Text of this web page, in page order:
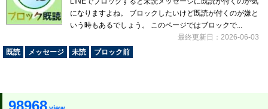
になりますよね。 ブロックしたいけど既読が付くのが嫌と
いう時もあるでしょう。 このページではブロックで...
最終更新日：2026-06-03
既読
メッセージ 未読 ブロック前
98968